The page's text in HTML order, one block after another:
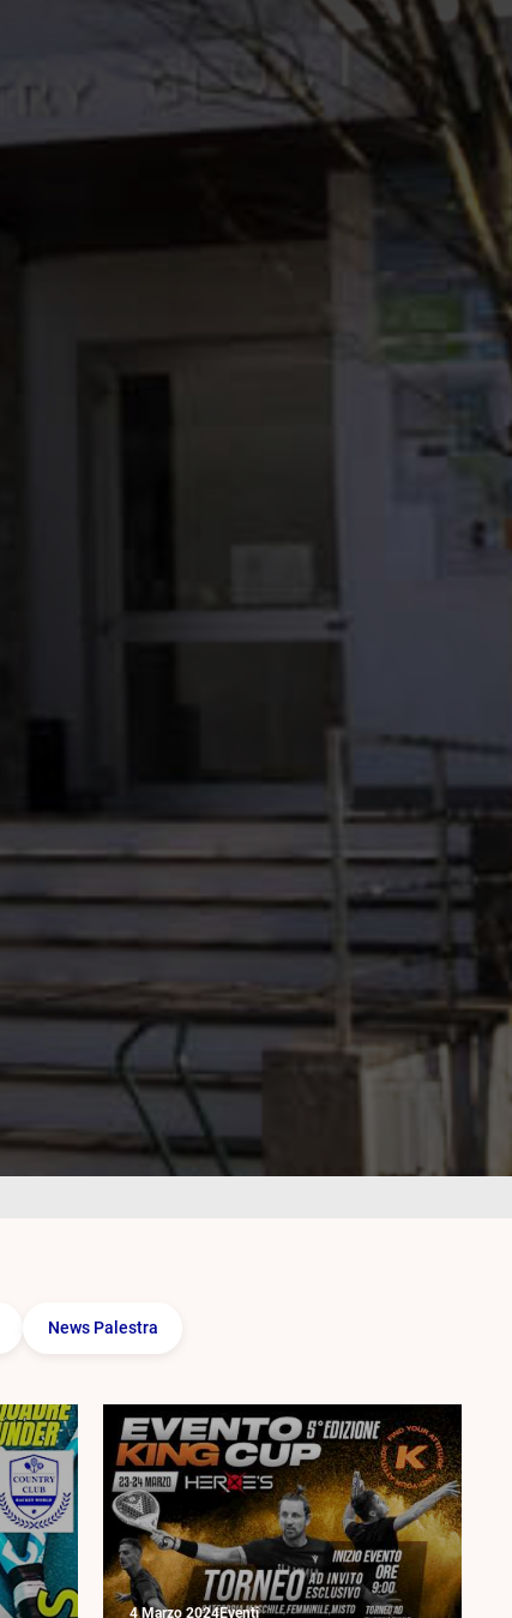
News Palestra
4 Marzo 2024Eventi